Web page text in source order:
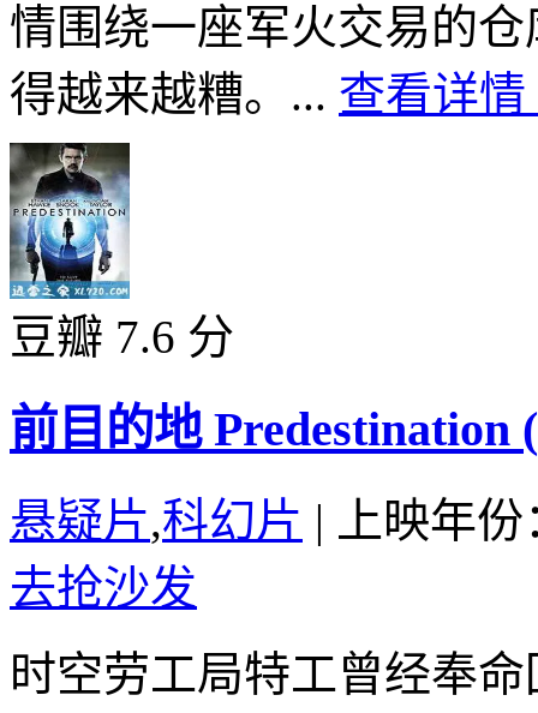
情围绕一座军火交易的
得越来越糟。... 查看详情
豆瓣 7.6 分
前目的地 Predestination
悬疑片,科幻片 |
上映年
去抢沙发
时空劳工局特工曾经奉